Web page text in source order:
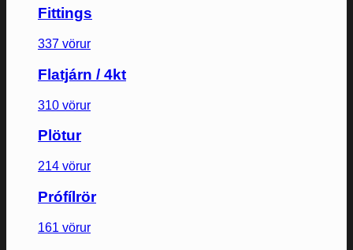
Fittings
337 vörur
Flatjárn / 4kt
310 vörur
Plötur
214 vörur
Prófílrör
161 vörur